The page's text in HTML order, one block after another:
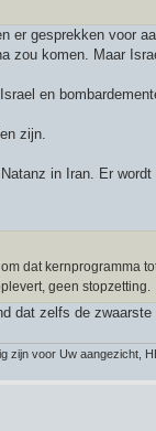
er gesprekken voor
zou komen. Maar
en
zijn.
in Iran. Er
dat kernprogramma
geen stopzetting.
dat zelfs de
zijn voor Uw aangezicht,